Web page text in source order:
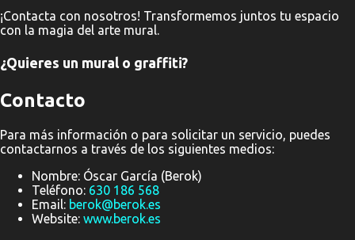
¡Contacta con nosotros! Transformemos juntos tu espacio
con la magia del arte mural.
¿Quieres un mural o graffiti?
Contacto
Para más información o para solicitar un servicio, puedes
contactarnos a través de los siguientes medios:
Nombre: Óscar García (Berok)
Teléfono: 630 186 568
Email: berok@berok.es
Website: www.berok.es